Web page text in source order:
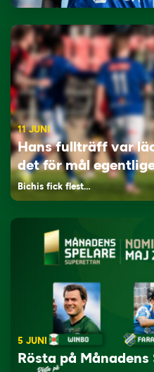
11 JUNI
Hans fullträff var
det för mål
Bichis fick flest…
5 JUNI
Rösta på Månadens